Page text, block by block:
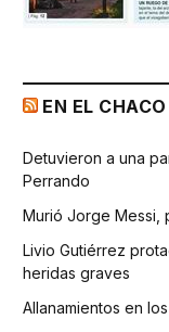
EN EL CHACO
Detuvieron a una
Perrando
Murió Jorge Messi,
Livio Gutiérrez
heridas graves
Allanamientos en